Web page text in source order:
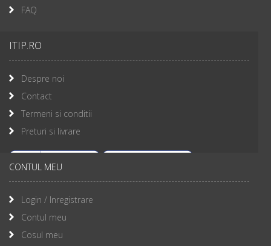
FAQ
ITIP.RO
Despre noi
Contact
Termeni si conditii
Preturi si livrare
CONTUL MEU
Login / Inregistrare
Contul meu
Cosul meu